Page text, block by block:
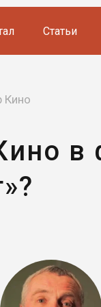
Статьи
Кино